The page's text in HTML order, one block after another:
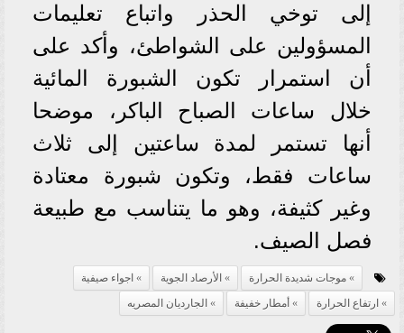
إلى توخي الحذر واتباع تعليمات
المسؤولين على الشواطئ، وأكد على
أن استمرار تكون الشبورة المائية
خلال ساعات الصباح الباكر، موضحا
أنها تستمر لمدة ساعتين إلى ثلاث
ساعات فقط، وتكون شبورة معتادة
وغير كثيفة، وهو ما يتناسب مع طبيعة
فصل الصيف.
موجات شديدة الحرارة الأرصاد الجوية
اجواء صيفية
ارتفاع الحرارة
أمطار خفيفة الجارديان المصريه